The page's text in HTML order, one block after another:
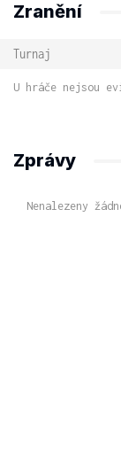
Zranění
Turnaj
U hráče nejsou
Zprávy
Nenalezeny